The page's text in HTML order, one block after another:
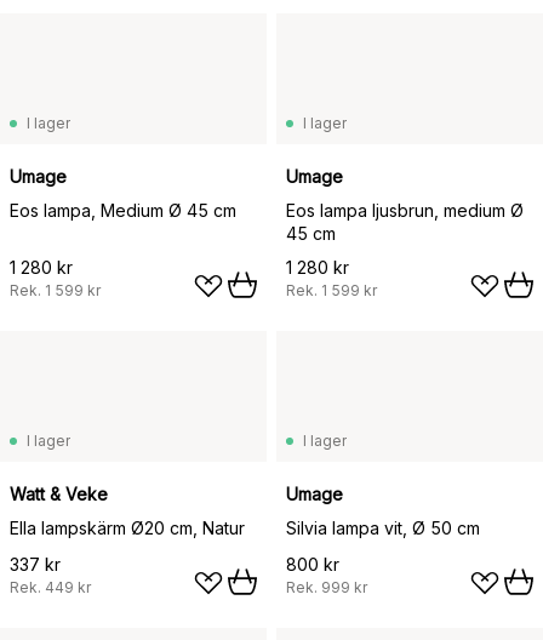
I lager
Umage
Eos lampa, Medium Ø 45 cm
1 280 kr
Rek. 1 599 kr
I lager
Umage
Eos lampa ljusbrun, medium Ø
45 cm
1 280 kr
Rek. 1 599 kr
I lager
Watt & Veke
Ella lampskärm Ø20 cm, Natur
337 kr
Rek. 449 kr
I lager
Umage
Silvia lampa vit, Ø 50 cm
800 kr
Rek. 999 kr